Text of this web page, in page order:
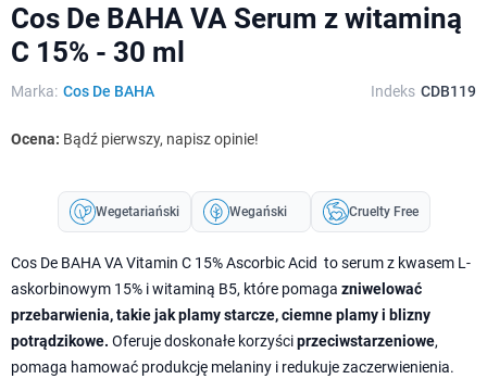
Cos De BAHA VA Serum z witaminą
C 15% - 30 ml
Marka: Cos De BAHA Indeks CDB119
Ocena: Bądź pierwszy, napisz opinie!
Wegetariański Wegański Cruelty Free
Cos De BAHA VA Vitamin C 15% Ascorbic Acid to serum z kwasem L-
askorbinowym 15% i witaminą B5, które pomaga zniwelować
przebarwienia, takie jak plamy starcze, ciemne plamy i blizny
potrądzikowe. Oferuje doskonałe korzyściprzeciwstarzeniowe,
pomaga hamować produkcję melaniny i redukuje zaczerwienienia.